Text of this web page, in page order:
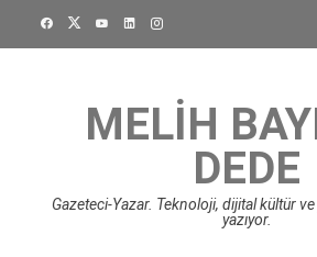
MELIH
DEDE
Gazeteci-Yazar. Teknoloji, dijital kültür
yazıyor.